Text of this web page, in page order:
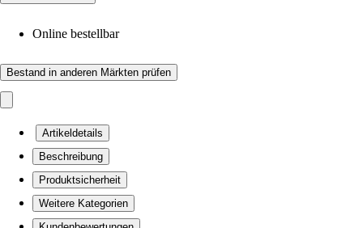
Online bestellbar
Bestand in anderen Märkten prüfen
Artikeldetails
Beschreibung
Produktsicherheit
Weitere Kategorien